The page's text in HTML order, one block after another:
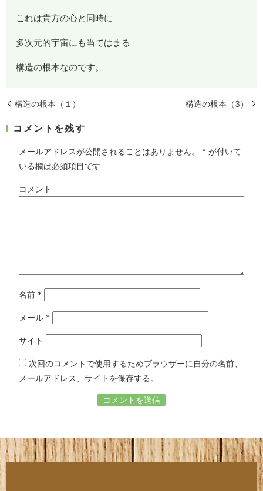
これは貴方の心と同時に
多次元的宇宙にも当てはまる
構造の根本なのです。
構造の根本（１） 構造の根本（3）
コメントを残す
メールアドレスが公開されることはありません。 * が付いて
いる欄は必須項目です
コメント
名前 *
メール *
サイト
次回のコメントで使用するためブラウザーに自分の名前、
メールアドレス、サイトを保存する。